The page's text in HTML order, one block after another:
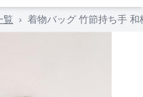
覧 › 着物バッグ 竹節持ち手